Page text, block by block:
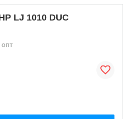
LJ 1010 DUC